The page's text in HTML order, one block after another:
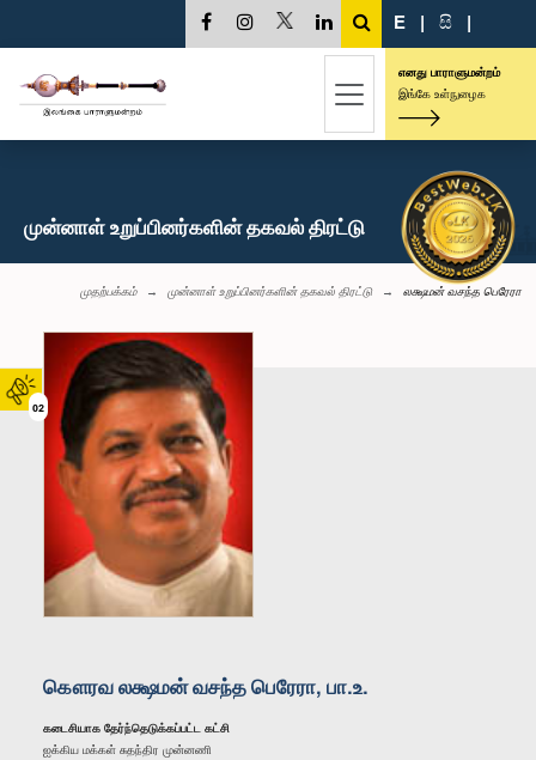
02
E | සි |
எனது பாராளுமன்றம்
இங்கே உள்நுழைக
முன்னாள் உறுப்பினர்களின் தகவல் திரட்டு
முதற்பக்கம் முன்னாள் உறுப்பினர்களின் தகவல் திரட்டு லக்ஷமன் வசந்த பெரேரா
கௌரவ லக்ஷமன் வசந்த பெரேரா, பா.உ.
கடைசியாக தேர்ந்தெடுக்கப்பட்ட கட்சி
ஐக்கிய மக்கள் சுதந்திர முன்னணி